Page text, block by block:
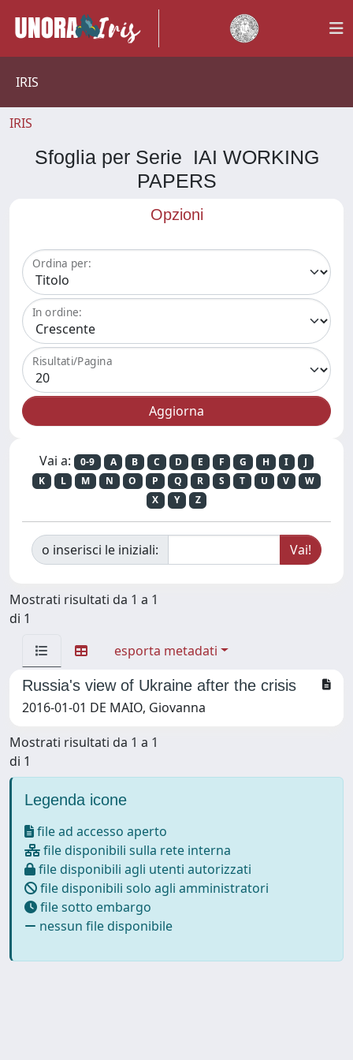
IRIS
IRIS
Sfoglia per Serie IAI WORKING
PAPERS
Opzioni
Ordina per:
In ordine:
Risultati/Pagina
Vai a: 0-9 A B C D E F G H I
J
K
L M N O P Q R S T U V
W
X
Y Z
o inserisci le iniziali:
Mostrati risultati da 1 a 1
di 1
esporta metadati
Russia's view of Ukraine after the crisis
2016-01-01 DE MAIO, Giovanna
Mostrati risultati da 1 a 1
di 1
Legenda icone
file ad accesso aperto
file disponibili sulla rete interna
file disponibili agli utenti autorizzati
file disponibili solo agli amministratori
file sotto embargo
nessun file disponibile